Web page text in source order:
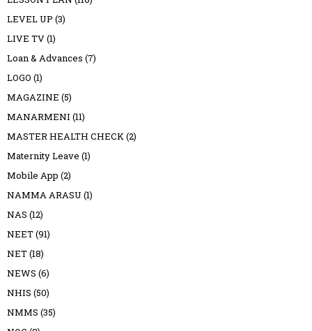
LEVEL UP (3)
LIVE TV(1)
Loan & Advances (7)
LOGO (1)
MAGAZINE (5)
MANARMENI (11)
MASTER HEALTH CHECK(2)
Maternity Leave (1)
Mobile App (2)
NAMMA ARASU (1)
NAS (12)
NEET(91)
NET(18)
NEWS (6)
NHIS (50)
NMMS (35)